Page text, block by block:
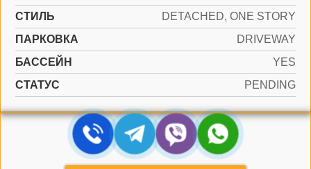
СТИЛЬ
DETACHED, ONE STORY
ПАРКОВКА
DRIVEWAY
БАССЕЙН
YES
СТАТУС
PENDING